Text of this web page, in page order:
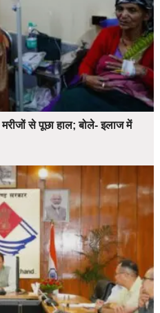
से पूछा हाल; बोले- इलाज में